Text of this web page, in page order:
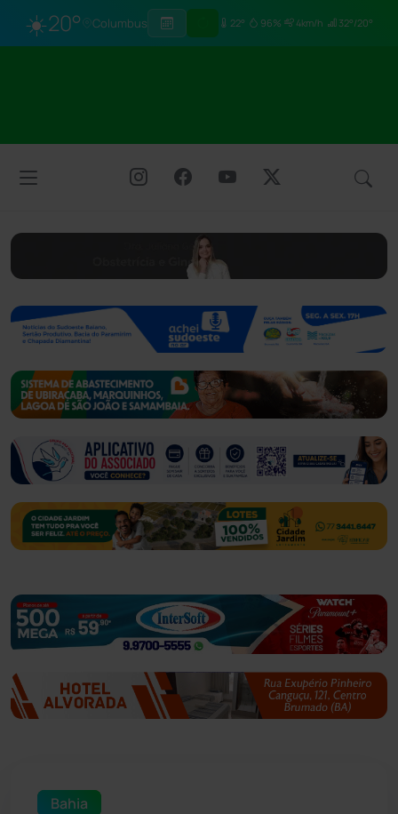
☀️20° Columbus 22° 96% 4km/h 32°/20°
Bahia